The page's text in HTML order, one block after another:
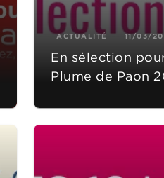
ACTUALITÉ 11/03/
En sélection
Plume de Paon